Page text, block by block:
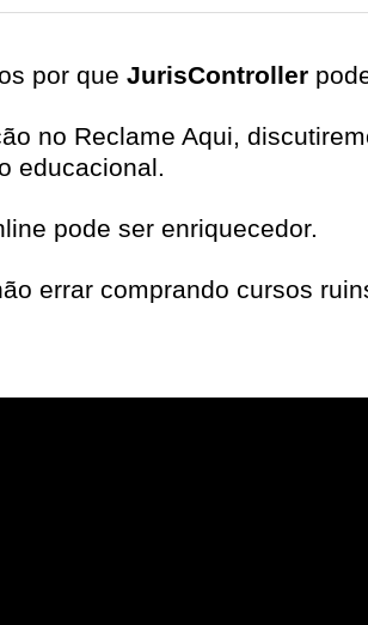
por que JurisController
no Reclame Aqui,
educacional.
pode ser enriquecedor.
errar comprando cursos